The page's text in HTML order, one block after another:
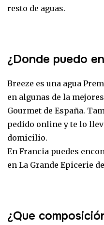
resto de aguas.
¿Donde puedo
Breeze es una agua
en algunas de la
Gourmet de España.
pedido online y te lo
domicilio.
En Francia puedes
en La Grande Epicerie
¿Que